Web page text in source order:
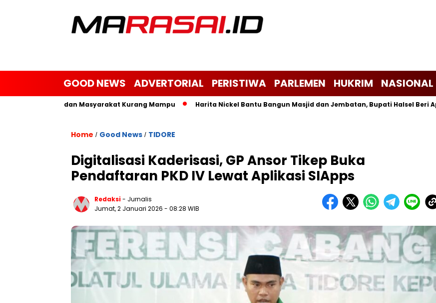
GOOD NEWS ADVERTORIAL PERISTIWA PARLEMEN HUKRIM NASIONAL
Janda dan Masyarakat Kurang Mampu Harita Nickel Bantu Bangun Masjid dan Jembatan, Bupati Halsel Beri
Home / Good News / TIDORE
Digitalisasi Kaderisasi, GP Ansor Tikep Buka
Pendaftaran PKD IV Lewat Aplikasi SIApps
Redaksi- Jurnalis
Jumat, 2 Januari 2026 - 08:28 WIB